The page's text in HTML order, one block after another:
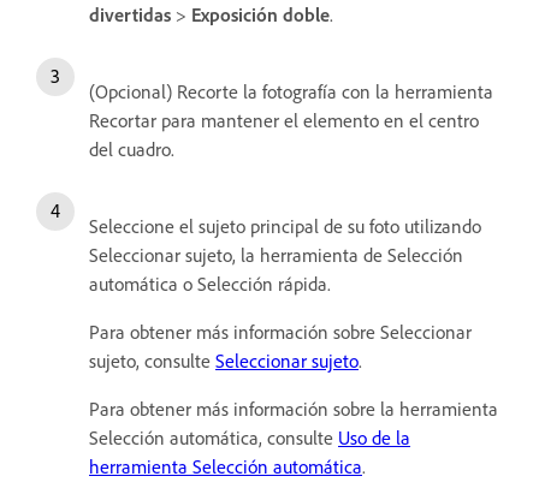
divertidas > Exposición doble.
(Opcional) Recorte la fotografía con la herramienta
Recortar para mantener el elemento en el centro
del cuadro.
Seleccione el sujeto principal de su foto utilizando
Seleccionar sujeto, la herramienta de Selección
automática o Selección rápida.
Para obtener más información sobre Seleccionar
sujeto, consulte Seleccionar sujeto.
Para obtener más información sobre la herramienta
Selección automática, consulte Uso de la
herramienta Selección automática.